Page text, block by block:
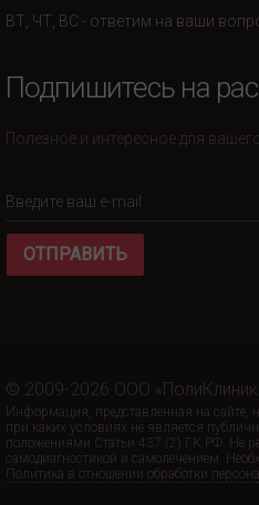
ВТ, ЧТ, ВС - ответим на ваши
Подпишитесь на
Полезное и интересное для
ОТПРАВИТЬ
© 2009-2026 ООО
Информация, представленная на сайте,
при каких условиях не является
положениями Статьи 437 (2) ГК РФ. Не
самодиагностикой и самолечением.
Политика в отношении обработки